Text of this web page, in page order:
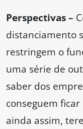
Perspectivas –
distanciamento
restringem o
uma série de
saber dos
conseguem
ainda assim,